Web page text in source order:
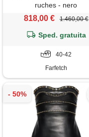
ruches - nero
818,00 € 1.460,00 €
Sped. gratuita
40-42
Farfetch